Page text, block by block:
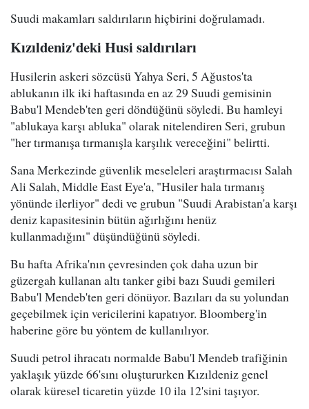
Suudi makamları saldırıların hiçbirini doğrulamadı.
Kızıldeniz'deki Husi saldırıları
Husilerin askeri sözcüsü Yahya Seri, 5 Ağustos'ta
ablukanın ilk iki haftasında en az 29 Suudi gemisinin
Babu'l Mendeb'ten geri döndüğünü söyledi. Bu hamleyi
"ablukaya karşı abluka" olarak nitelendiren Seri, grubun
"her tırmanışa tırmanışla karşılık vereceğini" belirtti.
Sana Merkezinde güvenlik meseleleri araştırmacısı Salah
Ali Salah, Middle East Eye'a, "Husiler hala tırmanış
yönünde ilerliyor" dedi ve grubun "Suudi Arabistan'a karşı
deniz kapasitesinin bütün ağırlığını henüz
kullanmadığını" düşündüğünü söyledi.
Bu hafta Afrika'nın çevresinden çok daha uzun bir
güzergah kullanan altı tanker gibi bazı Suudi gemileri
Babu'l Mendeb'ten geri dönüyor. Bazıları da su yolundan
geçebilmek için vericilerini kapatıyor. Bloomberg'in
haberine göre bu yöntem de kullanılıyor.
Suudi petrol ihracatı normalde Babu'l Mendeb trafiğinin
yaklaşık yüzde 66'sını oluştururken Kızıldeniz genel
olarak küresel ticaretin yüzde 10 ila 12'sini taşıyor.